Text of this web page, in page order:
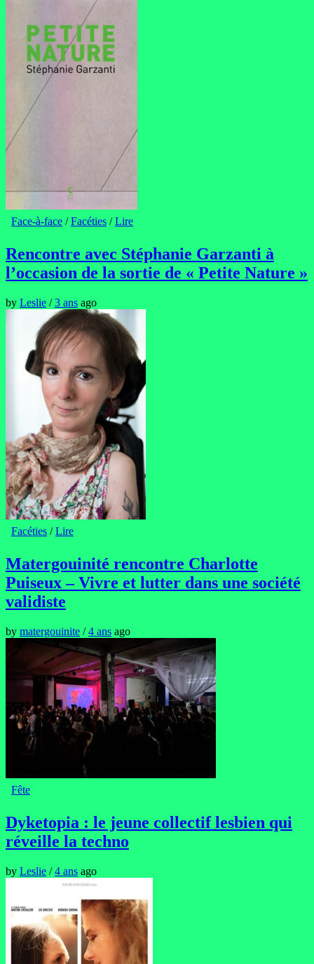
Face-à-face /Facéties /Lire
Rencontre avec Stéphanie Garzanti à
l’occasion de la sortie de « Petite Nature »
by Leslie /3 ans ago
Facéties /Lire
Matergouinité rencontre Charlotte
Puiseux – Vivre et lutter dans une société
validiste
by matergouinite /4 ans ago
Fête
Dyketopia : le jeune collectif lesbien qui
réveille la techno
by Leslie /4 ans ago